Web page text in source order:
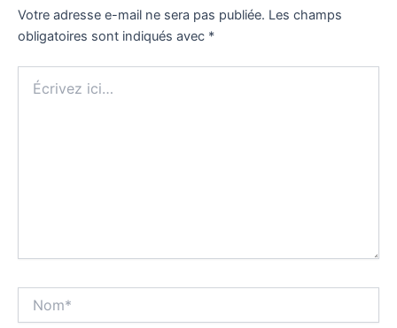
Votre adresse e-mail ne sera pas publiée. Les champs
obligatoires sont indiqués avec *
ici…